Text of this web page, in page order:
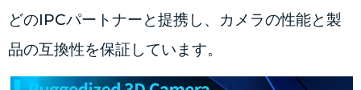
どのIPCパートナーと提携し、カメラの性能と製
品の互換性を保証しています。